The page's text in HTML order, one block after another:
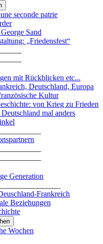
seconde patrie
Sand
„Friedensfest“
mit Rückblicken etc...
Deutschland, Europa
Kultur
von Krieg zu Frieden
mal anders
Generation
Frankreich
Beziehungen
Wochen